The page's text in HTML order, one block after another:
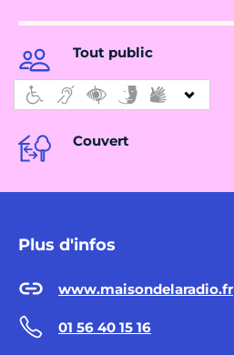
Tout public
Couvert
Plus d'infos
www.maisondelaradio.fr
01 56 40 15 16